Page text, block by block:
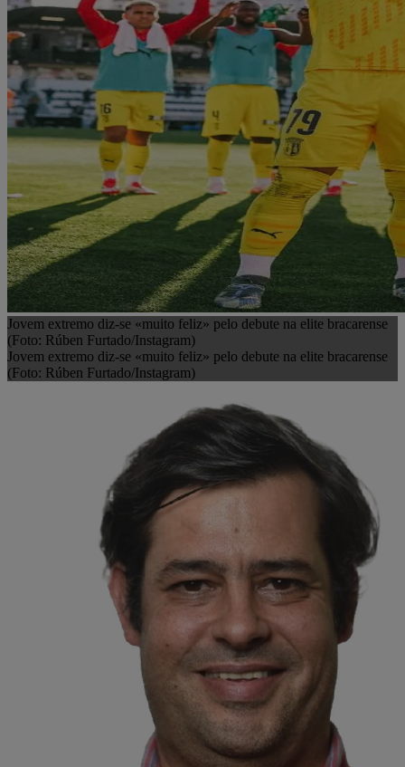
Jovem extremo diz-se «muito feliz» pelo debute na elite bracarense
(Foto: Rúben Furtado/Instagram)
Jovem extremo diz-se «muito feliz» pelo debute na elite bracarense
(Foto: Rúben Furtado/Instagram)